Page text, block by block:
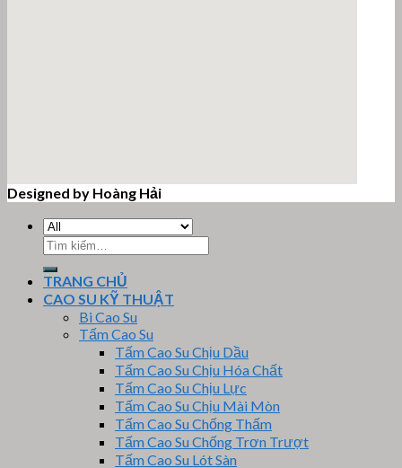
Designed by Hoàng Hải
Tìm
kiếm:
TRANG CHỦ
CAO SU KỸ THUẬT
Bi Cao Su
Tấm Cao Su
Tấm Cao Su Chịu Dầu
Tấm Cao Su Chịu Hóa Chất
Tấm Cao Su Chịu Lực
Tấm Cao Su Chịu Mài Mòn
Tấm Cao Su Chống Thấm
Tấm Cao Su Chống Trơn Trượt
Tấm Cao Su Lót Sàn